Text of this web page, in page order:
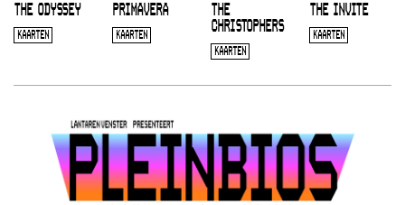
THE ODYSSEY
KAARTEN
PRIMAVERA
KAARTEN
THE
CHRISTOPHERS
KAARTEN
THE INVITE
KAARTEN